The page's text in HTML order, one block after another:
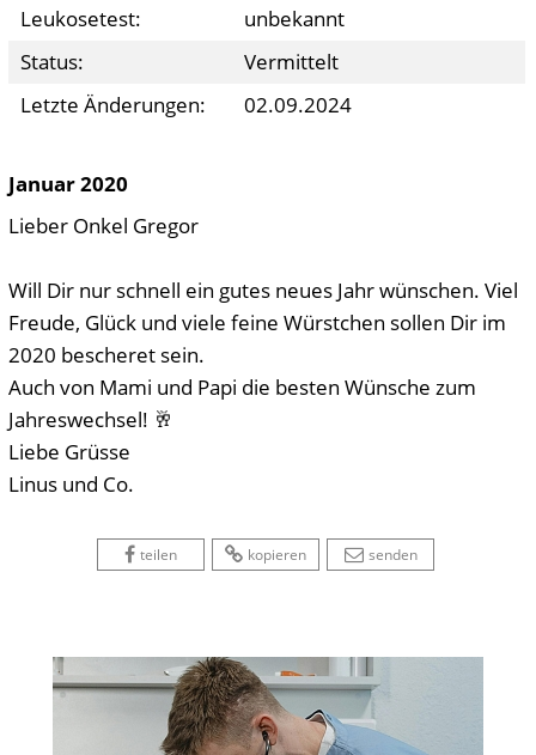
Leukosetest:
unbekannt
Status:
Vermittelt
Letzte Änderungen:
02.09.2024
Januar 2020
Lieber Onkel Gregor
Will Dir nur schnell ein gutes neues Jahr wünschen. Viel
Freude, Glück und viele feine Würstchen sollen Dir im
2020 bescheret sein.
Auch von Mami und Papi die besten Wünsche zum
Jahreswechsel! 🥂
Liebe Grüsse
Linus und Co.
teilen kopieren senden